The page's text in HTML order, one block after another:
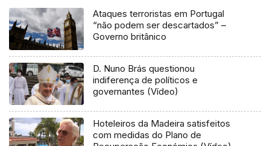
Ataques terroristas em Portugal
“não podem ser descartados” –
Governo britânico
D. Nuno Brás questionou
indiferença de políticos e
governantes (Vídeo)
Hoteleiros da Madeira satisfeitos
com medidas do Plano de